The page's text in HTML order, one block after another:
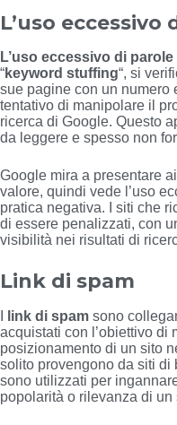
L’uso
L’uso eccessivo di
“keyword stuffing“, si
sue pagine con un numero
tentativo di manipolare il
ricerca di Google. Questo
da leggere e spesso non
Google mira a presentare
valore, quindi vede l’uso
pratica negativa. I siti che
di essere penalizzati, con
visibilità nei risultati di
Link di spam
link di spam sono
acquistati con l’obiettivo di
posizionamento di un sito
solito provengono da siti di
sono utilizzati per
popolarità o rilevanza di un